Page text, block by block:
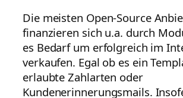
Die meisten Open-Source
finanzieren sich u.a. durch
es Bedarf um erfolgreich im
verkaufen. Egal ob es ein
erlaubte Zahlarten oder
Kundenerinnerungsmails.